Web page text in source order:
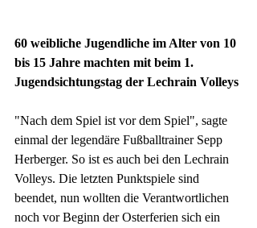
60 weibliche Jugendliche im Alter von 10
bis 15 Jahre machten mit beim 1.
Jugendsichtungstag der Lechrain Volleys
"Nach dem Spiel ist vor dem Spiel", sagte
einmal der legendäre Fußballtrainer Sepp
Herberger. So ist es auch bei den Lechrain
Volleys. Die letzten Punktspiele sind
beendet, nun wollten die Verantwortlichen
noch vor Beginn der Osterferien sich ein